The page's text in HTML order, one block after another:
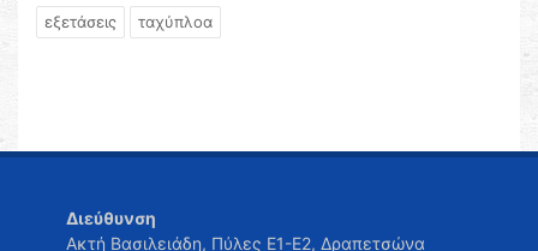
εξετάσεις ταχύπλοα
Διεύθυνση
Ακτή Βασιλειάδη, Πύλες Ε1-Ε2, Δραπετσώνα